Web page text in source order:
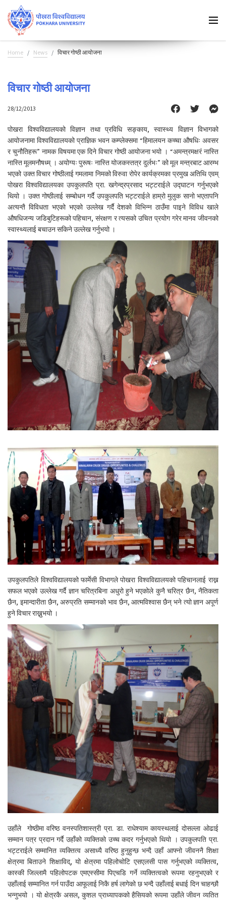
Home News विचार गोष्ठी आयोजना
विचार गोष्ठी आयोजना
28/12/2013
पोखरा विश्वविद्यालयको विज्ञान तथा प्रविधि सङ्काय, स्वास्थ्य विज्ञान विभागको
आयोजनामा विश्वविद्यालयको प्राज्ञिक भवन कम्प्लेक्समा “हिमालयन कच्चा औषधिः अवसर
र चुनौतिहरू” नामक विषयमा एक दिने विचार गोष्ठी आयोजना भयो । “अमन्त्रमक्षरं नास्ति
नास्ति मूलमनौषध्म् । अयोग्यः पुरूषः नास्ति योजकस्तत्र दुर्लभः” को मूल मन्त्रबाट आरम्भ
भएको उक्त विचार गोष्ठीलाई गमलामा निमको विरुवा रोपेर कार्यक्रमका प्रमुख अतिथि एवम्
पोखरा विश्वविद्यालयका उपकुलपति प्रा. खगेन्द्रप्रसाद भट्टराईले उद्घाटन गर्नुभएको
थियो । उक्त गोष्ठीलाई सम्बोधन गर्दै उपकुलपति भट्टराईले हाम्रो मुलुक सानो भएतापनि
अत्यन्तै विविधता भएको भएको उल्लेख गर्दै देशको विभिन्न ठाउँमा पाइने विविध खाले
औषधिजन्य जडिबुटिहरूको पहिचान, संरक्षण र त्यसको उचित प्रयोग गरेर मानव जीवनको
स्वास्थ्यलाई बचाउन सकिने उल्लेख गर्नुभयो ।
उपकुलपतिले विश्वविद्यालयको फार्मेसी विभागले पोखरा विश्वविद्यालयको पहिचानलाई राख्न
सफल भएको उल्लेख गर्दै ज्ञान चरित्रबिना अधुरो हुने भएकोले कुनै चरित्र छैन, नैतिकता
छैन, इमान्दारीता छैन, अरुप्रति सम्मानको भाव छैन, आत्मविश्वास छैन् भने त्यो ज्ञान अपूर्ण
हुने विचार राख्नुभयो ।
उहाँले गोष्ठीमा वरिष्ठ वनस्पतिशास्त्री प्रा. डा. राधेश्याम कायस्थलाई दोसल्ला ओढाई
सम्मान पत्र प्रदान गर्दै उहाँको व्यक्तिको उच्च कदर गर्नुभएको थियो । उपकुलपति प्रा.
भट्टराईले सम्मानित व्यक्तित्व असाध्यै वरिष्ठ हुनुहुन्छ भन्दै उहाँ आफ्नो जीवननै शिक्षा
क्षेत्रमा बिताउने शिक्षाविद्, यो क्षेत्रमा पहिलोचोटि एसएलसी पास गर्नुभएको व्यक्तित्व,
कास्की जिल्लामै पहिलोपटक एमएस्सीमा पिएचडि गर्ने व्यक्तित्वको रूपमा रहनुभएको र
उहाँलाई सम्मानित गर्न पाउँदा आफूलाई निकै हर्ष लागेको छ भन्दै उहाँलाई बधाई दिन चाहन्छौ
भन्नुभयो । यो क्षेत्रकै असल, कुशल प्राध्यापकको हैसियको रूपमा उहाँले जीवन व्यतित